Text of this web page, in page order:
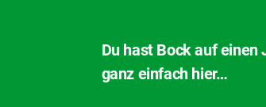
Du hast Bock auf
ganz einfach hier…